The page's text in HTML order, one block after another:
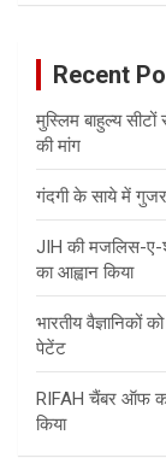
Recent
मुस्लिम बाहुल्य
की मांग
गंदगी के साये में
JIH की मजलिस-ए-
का आह्वान किया
भारतीय वैज्ञानिकों
पेटेंट
RIFAH चैंबर ऑफ
किया